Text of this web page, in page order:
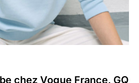
chez Vogue France, GQ